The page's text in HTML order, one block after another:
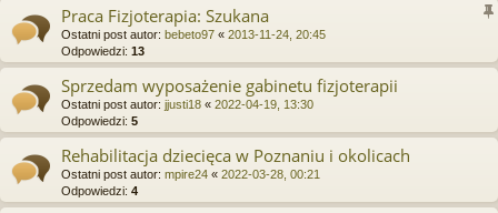
Praca Fizjoterapia: Szukana
Ostatni post autor: bebeto97 « 2013-11-24, 20:45
Odpowiedzi: 13
Sprzedam wyposażenie gabinetu fizjoterapii
Ostatni post autor: jjusti18 « 2022-04-19, 13:30
Odpowiedzi: 5
Rehabilitacja dziecięca w Poznaniu i okolicach
Ostatni post autor: mpire24 « 2022-03-28, 00:21
Odpowiedzi: 4